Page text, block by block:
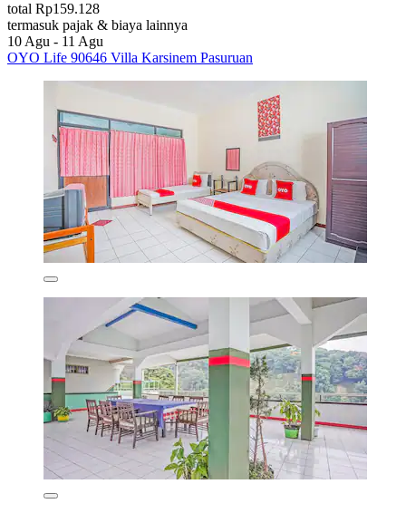
total Rp159.128
termasuk pajak & biaya lainnya
10 Agu - 11 Agu
OYO Life 90646 Villa Karsinem Pasuruan